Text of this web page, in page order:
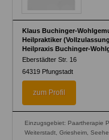
Klaus Buchinger-
Heilpraktiker
Heilpraxis Buchinger-
Eberstädter Str. 16
64319 Pfungstadt
zum Profil
Einzugsgebiet: Paartherapie
Weiterstadt, Griesheim,